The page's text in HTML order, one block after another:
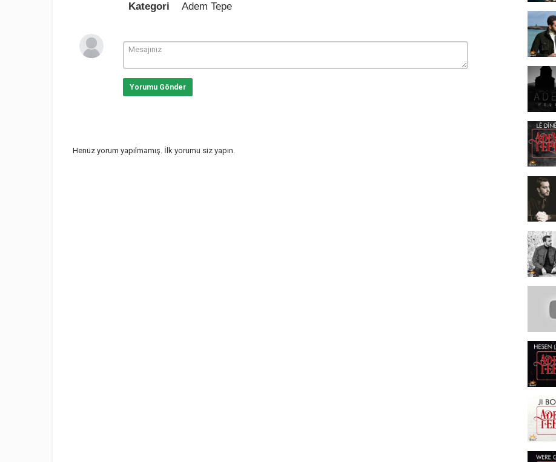
Kategori Adem Tepe
Yorumu Gönder
Henüz yorum yapılmamış. İlk yorumu siz yapın.